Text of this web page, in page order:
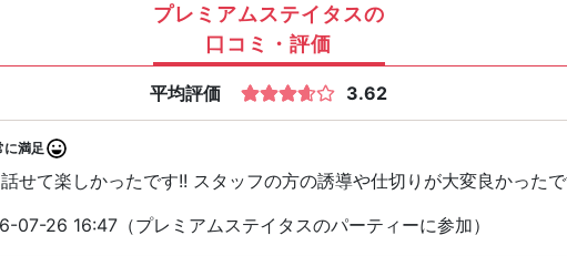
プレミアムステイタスの
口コミ・評価
平均評価 3.62
に満足
せて楽しかったです!! スタッフの方の誘導や仕切りが大変良かったで
07-26 16:47（プレミアムステイタスのパーティーに参加）